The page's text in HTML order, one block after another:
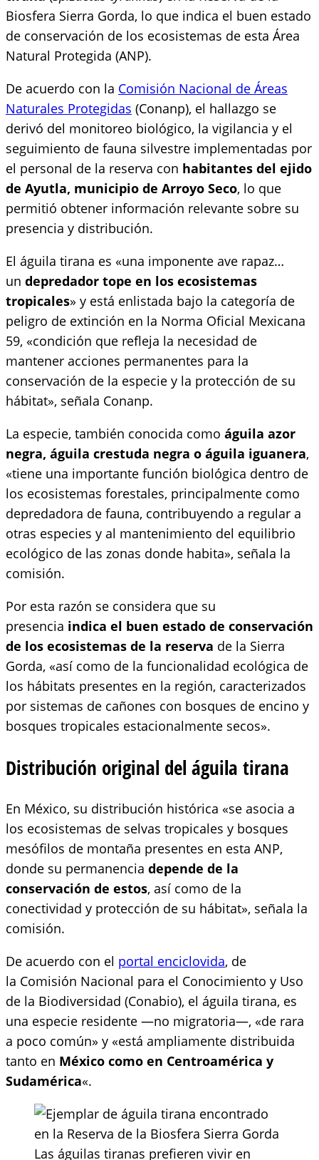
Biosfera Sierra Gorda, lo que indica el buen estado
de conservación de los ecosistemas de esta Área
Natural Protegida (ANP).
De acuerdo con la Comisión Nacional de Áreas
Naturales Protegidas (Conanp), el hallazgo se
derivó del monitoreo biológico, la vigilancia y el
seguimiento de fauna silvestre implementadas por
el personal de la reserva con habitantes del ejido
de Ayutla, municipio de Arroyo Seco, lo que
permitió obtener información relevante sobre su
presencia y distribución.
El águila tirana es «una imponente ave rapaz…
un depredador tope en los ecosistemas
tropicales» y está enlistada bajo la categoría de
peligro de extinción en la Norma Oficial Mexicana
59, «condición que refleja la necesidad de
mantener acciones permanentes para la
conservación de la especie y la protección de su
hábitat», señala Conanp.
La especie, también conocida como águila azor
negra, águila crestuda negra o águila iguanera,
«tiene una importante función biológica dentro de
los ecosistemas forestales, principalmente como
depredadora de fauna, contribuyendo a regular a
otras especies y al mantenimiento del equilibrio
ecológico de las zonas donde habita», señala la
comisión.
Por esta razón se considera que su
presencia indica el buen estado de conservación
de los ecosistemas de la reserva de la Sierra
Gorda, «así como de la funcionalidad ecológica de
los hábitats presentes en la región, caracterizados
por sistemas de cañones con bosques de encino y
bosques tropicales estacionalmente secos».
Distribución original del águila tirana
En México, su distribución histórica «se asocia a
los ecosistemas de selvas tropicales y bosques
mesófilos de montaña presentes en esta ANP,
donde su permanencia depende de la
conservación de estos, así como de la
conectividad y protección de su hábitat», señala la
comisión.
De acuerdo con el portal enciclovida, de
la Comisión Nacional para el Conocimiento y Uso
de la Biodiversidad (Conabio), el águila tirana, es
una especie residente —no migratoria—, «de rara
a poco común» y «está ampliamente distribuida
tanto en México como en Centroamérica y
Sudamérica«.
Las águilas tiranas prefieren vivir en